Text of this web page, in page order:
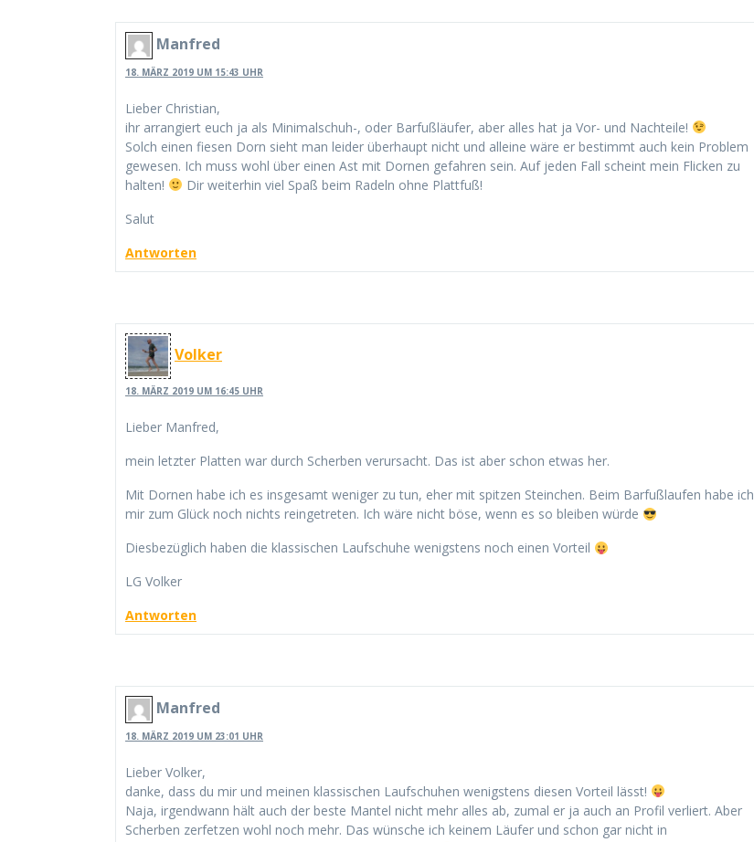
Manfred
18. MÄRZ 2019 UM 15:43 UHR
Lieber Christian,
ihr arrangiert euch ja als Minimalschuh-, oder Barfußläufer, aber alles hat ja Vor- und Nachteile!
Solch einen fiesen Dorn sieht man leider überhaupt nicht und alleine wäre er bestimmt auch kein Problem
gewesen. Ich muss wohl über einen Ast mit Dornen gefahren sein. Auf jeden Fall scheint mein Flicken zu
halten!
Dir weiterhin viel Spaß beim Radeln ohne Plattfuß!
Salut
Antworten
Volker
18. MÄRZ 2019 UM 16:45 UHR
Lieber Manfred,
mein letzter Platten war durch Scherben verursacht. Das ist aber schon etwas her.
Mit Dornen habe ich es insgesamt weniger zu tun, eher mit spitzen Steinchen. Beim Barfußlaufen habe ich
mir zum Glück noch nichts reingetreten. Ich wäre nicht böse, wenn es so bleiben würde
Diesbezüglich haben die klassischen Laufschuhe wenigstens noch einen Vorteil
LG Volker
Antworten
Manfred
18. MÄRZ 2019 UM 23:01 UHR
Lieber Volker,
danke, dass du mir und meinen klassischen Laufschuhen wenigstens diesen Vorteil lässt!
Naja, irgendwann hält auch der beste Mantel nicht mehr alles ab, zumal er ja auch an Profil verliert. Aber
Scherben zerfetzen wohl noch mehr. Das wünsche ich keinem Läufer und schon gar nicht in